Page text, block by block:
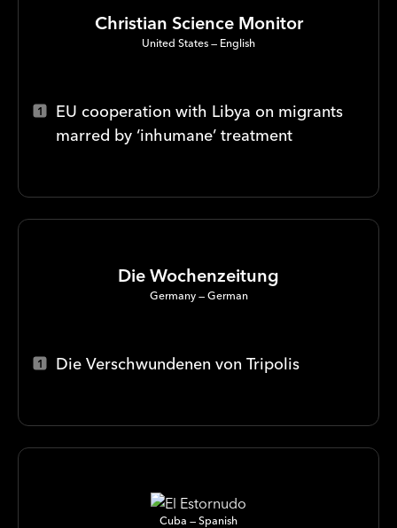
Christian Science Monitor
United States English
EU cooperation with Libya on migrants
marred by ‘inhumane’ treatment
Die Wochenzeitung
Germany German
Die Verschwundenen von Tripolis
Cuba Spanish